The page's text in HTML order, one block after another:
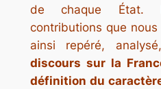
de chaque État.
contributions que
ainsi repéré,
discours sur la
définition du